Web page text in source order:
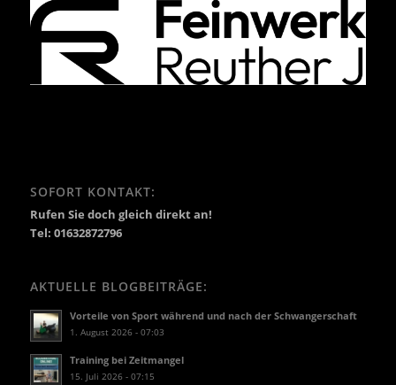
SOFORT KONTAKT:
Rufen Sie doch gleich direkt an!
Tel: 01632872796
AKTUELLE BLOGBEITRÄGE:
Vorteile von Sport während und nach der Schwangerschaft
1. August 2026 - 07:03
Training bei Zeitmangel
15. Juli 2026 - 07:15